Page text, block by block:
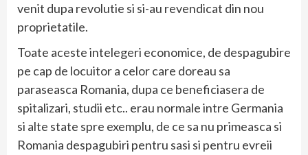
venit dupa revolutie si si-au revendicat din nou
proprietatile.
Toate aceste intelegeri economice, de despagubire
pe cap de locuitor a celor care doreau sa
paraseasca Romania, dupa ce beneficiasera de
spitalizari, studii etc.. erau normale intre Germania
si alte state spre exemplu, de ce sa nu primeasca si
Romania despagubiri pentru sasi si pentru evreii